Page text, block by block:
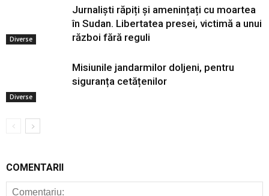
Diverse
Jurnaliști răpiți și amenințați cu moartea
în Sudan. Libertatea presei, victimă a unui
război fără reguli
Diverse
Misiunile jandarmilor doljeni, pentru
siguranța cetățenilor
COMENTARII